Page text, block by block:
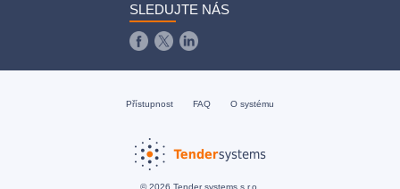
SLEDUJTE NÁS
Přístupnost FAQ O systému
© 2026 Tender systems s.r.o.